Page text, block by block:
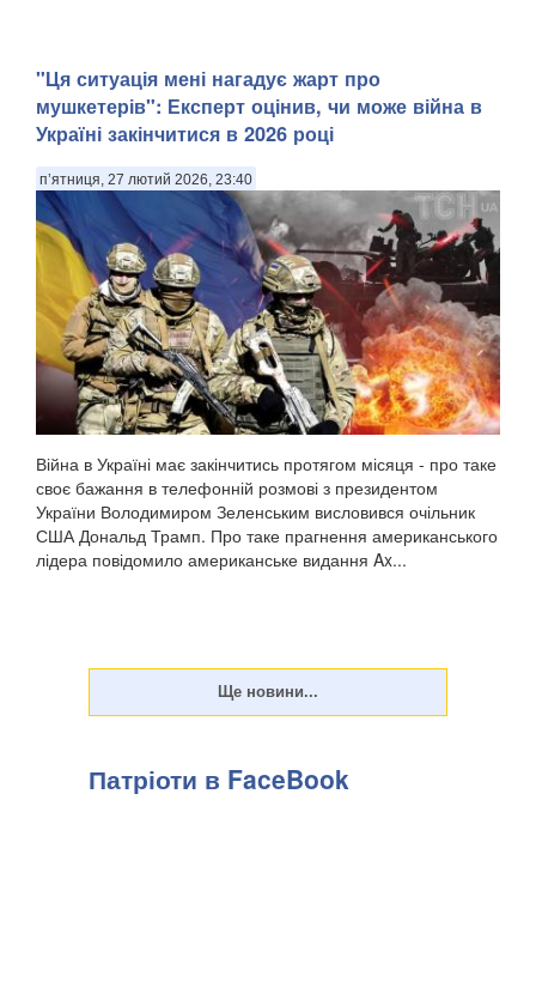
"Ця ситуація мені нагадує жарт про
мушкетерів": Експерт оцінив, чи може війна в
Україні закінчитися в 2026 році
п’ятниця, 27 лютий 2026, 23:40
Війна в Україні має закінчитись протягом місяця - про таке
своє бажання в телефонній розмові з президентом
України Володимиром Зеленським висловився очільник
США Дональд Трамп. Про таке прагнення американського
лідера повідомило американське видання Ax...
Патріоти в FaceBook